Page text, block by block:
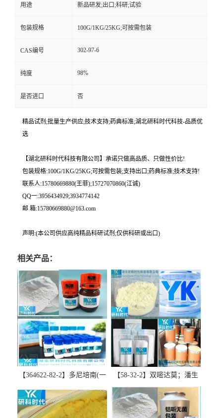
用途 新品研发;出口;科研;试验
包装规格 100G/1KG/25KG;可按需包装
CAS编号 302-97-6
纯度 98%
是否进口 否
精品试剂;批量生产供应;技术支持;药典标准;湖北研科时代科技-品质优
选
【湖北研科时代科技有限公司】承诺只做高品质、只做性价比!
包装规格:100G/1KG/25KG;可按需包装;支持出口;药典标准;技术支持!
联系人:15780669880(王菲);15727070860(江诚)
QQ一:3956434929;3934774142
邮 箱:15780669880@163.com
声明:(本公司供应高纯精品科研试剂;仅供科研或出口)
相关产品：
【364622-82-2】多尼培南(一
精品科研试剂-湖北研科时代
科技-“研”无止境;“科”学创
【58-32-2】双嘧达莫；潘生
丁-精品科研试剂-湖北研科时
代科技-“研”无止境;“科”学创
新！支持三方验证；支持定